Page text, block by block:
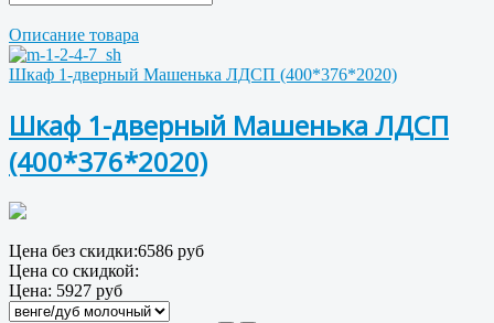
Описание товара
Шкаф 1-дверный Машенька ЛДСП (400*376*2020)
Шкаф 1-дверный Машенька ЛДСП
(400*376*2020)
Цена без скидки:6586 руб
Цена со скидкой:
Цена: 5927 руб